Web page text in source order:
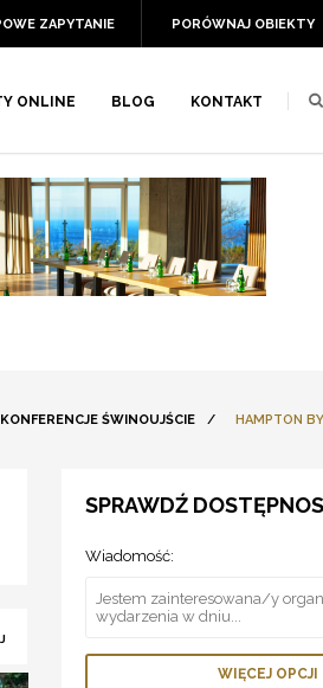
PORÓWNAJ OBIEKTY
ZAPYTANIE
ONLINE BLOG KONTAKT
KONFERENCJE ŚWINOUJŚCIE / HAMPTON
SPRAWDŹ
Wiadomość:
WIĘCEJ OPCJI